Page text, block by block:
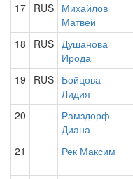
17 RUS Михайлов
Матвей
18 RUS Душанова
Ирода
19 RUS Бойцова
Лидия
20
Рамздорф
Диана
21 Рек Максим